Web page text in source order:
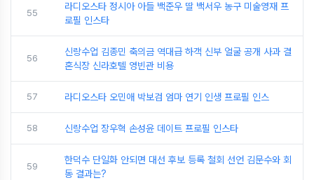
55
라디오스타 정시아 아들 백준우 딸 백서우 농구 미술영재 프
로필 인스타
56
신랑수업 김종민 축의금 역대급 하객 신부 얼굴 공개 사과 결
혼식장 신라호텔 영빈관 비용
57 라디오스타 오민애 박보검 엄마 연기 인생 프로필 인스
58 신랑수업 장우혁 손성윤 데이트 프로필 인스타
59
한덕수 단일화 안되면 대선 후보 등록 철회 선언 김문수와 회
동 결과는?